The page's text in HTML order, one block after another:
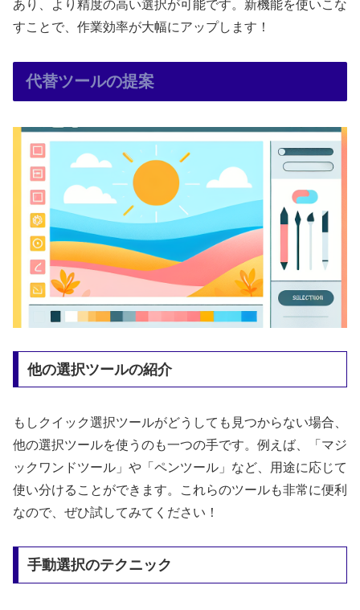
あり、より精度の高い選択が可能です。新機能を使いこな
すことで、作業効率が大幅にアップします！
代替ツールの提案
他の選択ツールの紹介
もしクイック選択ツールがどうしても見つからない場合、
他の選択ツールを使うのも一つの手です。例えば、「マジ
ックワンドツール」や「ペンツール」など、用途に応じて
使い分けることができます。これらのツールも非常に便利
なので、ぜひ試してみてください！
手動選択のテクニック